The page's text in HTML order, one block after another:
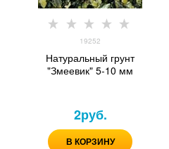
19252
Натуральный грунт
"Змеевик" 5-10 мм
2руб.
В КОРЗИНУ